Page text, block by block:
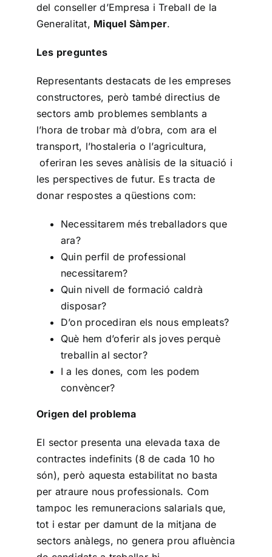
del conseller d’Empresa i Treball de la
Generalitat, Miquel Sàmper.
Les preguntes
Representants destacats de les empreses
constructores, però també directius de
sectors amb problemes semblants a
l’hora de trobar mà d’obra, com ara el
transport, l’hostaleria o l’agricultura,
oferiran les seves anàlisis de la situació i
les perspectives de futur. Es tracta de
donar respostes a qüestions com:
Necessitarem més treballadors que
ara?
Quin perfil de professional
necessitarem?
Quin nivell de formació caldrà
disposar?
D’on procediran els nous empleats?
Què hem d’oferir als joves perquè
treballin al sector?
I a les dones, com les podem
convèncer?
Origen del problema
El sector presenta una elevada taxa de
contractes indefinits (8 de cada 10 ho
són), però aquesta estabilitat no basta
per atraure nous professionals. Com
tampoc les remuneracions salarials que,
tot i estar per damunt de la mitjana de
sectors anàlegs, no genera prou afluència